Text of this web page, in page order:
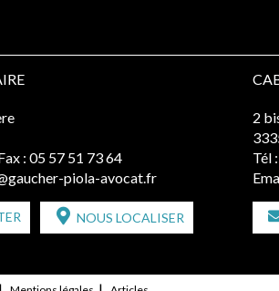
: 05 57 51 73 64
piola-avocat.fr
NOUS LOCALISER
2
Tél :